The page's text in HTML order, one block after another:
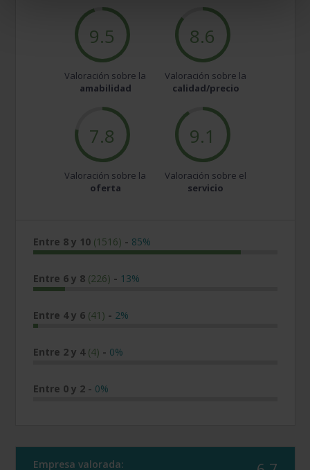
9.5
Valoración sobre la
amabilidad
8.6
Valoración sobre la
calidad/precio
7.8
Valoración sobre la
oferta
9.1
Valoración sobre el
servicio
Entre 8 y 10 (1516) - 85%
Entre 6 y 8 (226) - 13%
Entre 4 y 6 (41) - 2%
Entre 2 y 4 (4) - 0%
Entre 0 y 2 - 0%
Empresa valorada: